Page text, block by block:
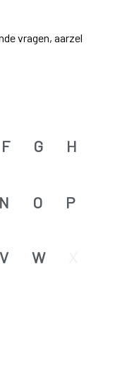
vragen, aarzel
F G H
N O P
V W